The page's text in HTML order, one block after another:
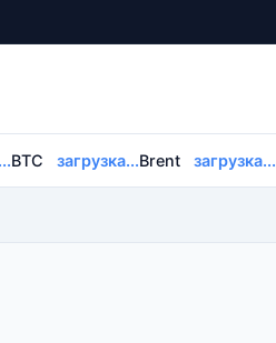
BTC загрузка...Brent загрузка...